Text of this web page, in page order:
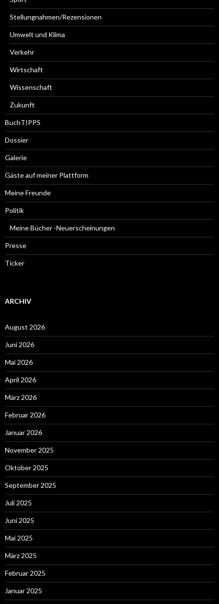
Stellungnahmen/Rezensionen
Umwelt und Klima
Verkehr
Wirtschaft
Wissenschaft
Zukunft
BuchTIPPS
Dossier
Galerie
Gäste auf meiner Plattform
Meine Freunde
Politik
Meine Bücher -Neuerscheinungen
Presse
Ticker
ARCHIV
August 2026
Juni 2026
Mai 2026
April 2026
März 2026
Februar 2026
Januar 2026
November 2025
Oktober 2025
September 2025
Juli 2025
Juni 2025
Mai 2025
März 2025
Februar 2025
Januar 2025